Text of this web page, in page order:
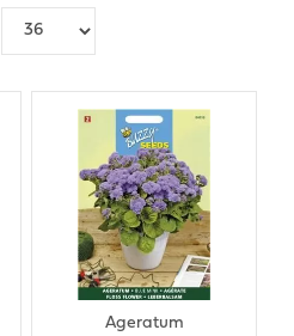
Ageratum